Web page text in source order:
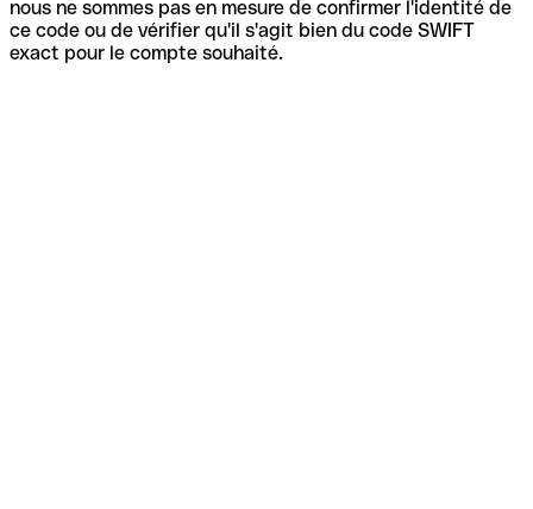
nous ne sommes pas en mesure de confirmer l'identité de
ce code ou de vérifier qu'il s'agit bien du code SWIFT
exact pour le compte souhaité.